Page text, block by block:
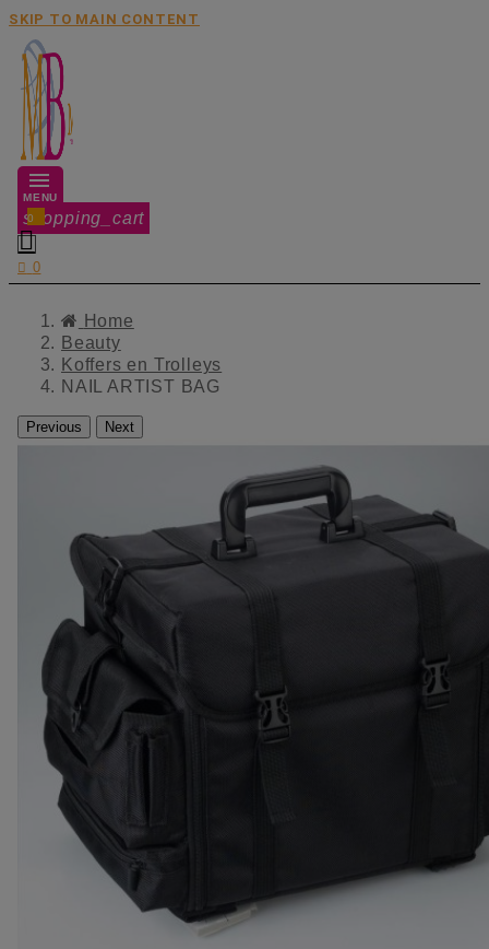
SKIP TO MAIN CONTENT
MENU
shopping_cart
0

 0
Home
Beauty
Koffers en Trolleys
NAIL ARTIST BAG
Previous Next